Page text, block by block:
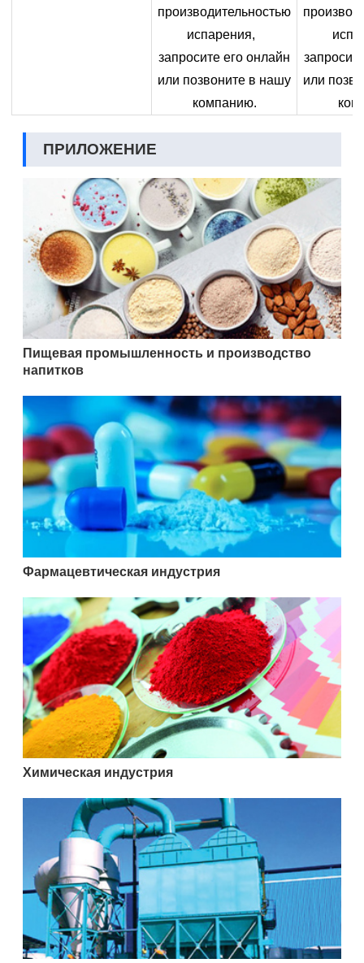
производительностью
испарения,
запросите его онлайн
или позвоните в нашу
компанию.
или
ПРИЛОЖЕНИЕ
Пищевая промышленность и производство
напитков
Фармацевтическая индустрия
Химическая индустрия